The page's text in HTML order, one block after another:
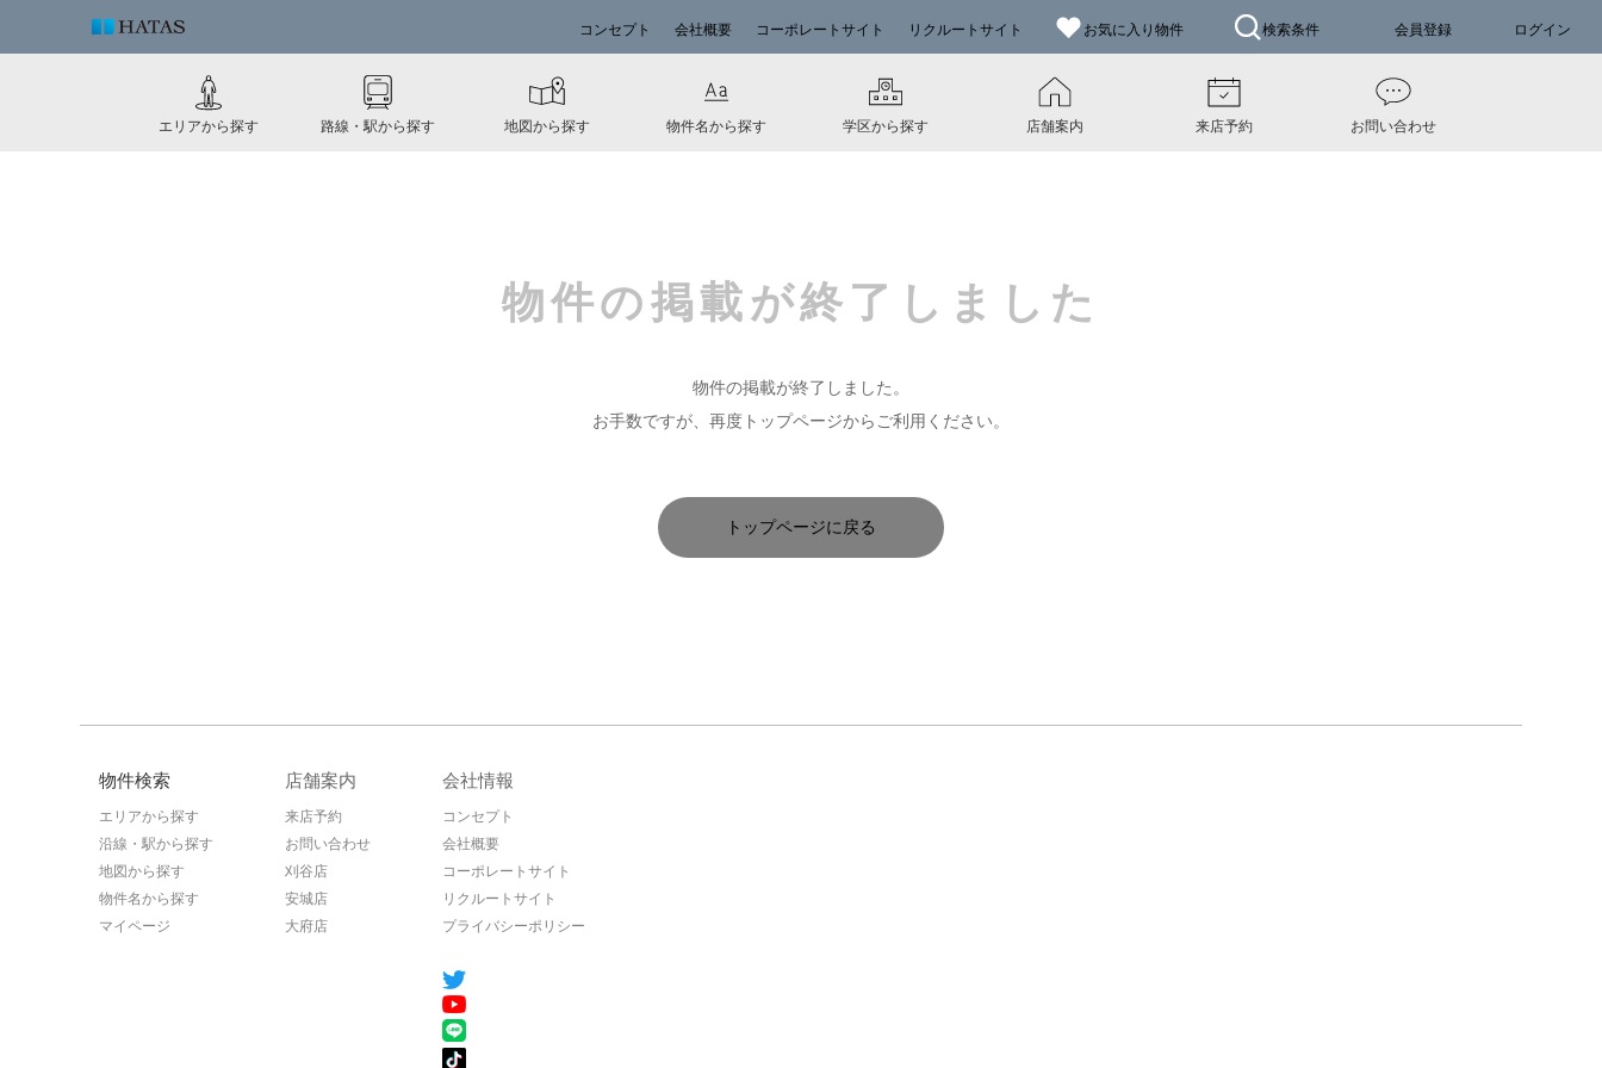
コンセプト 会社概要 コーポレートサイト リクルートサイト お気に入り 物件 検索条件 会員登録 ログイン
エリアから探す 路線・駅から探す 地図から探す 物件名から探す 学区から探す 店舗案内 来店予約 お問い合わせ
物件の掲載が終了しました
物件の掲載が終了しました。
お手数ですが、再度トップページからご利用ください。
トップページに戻る
物件検索
エリアから探す
沿線・駅から探す
地図から探す
物件名から探す
マイページ
店舗案内
来店予約
お問い合わせ
刈谷店
安城店
大府店
会社情報
コンセプト
会社概要
コーポレートサイト
リクルートサイト
プライバシーポリシー